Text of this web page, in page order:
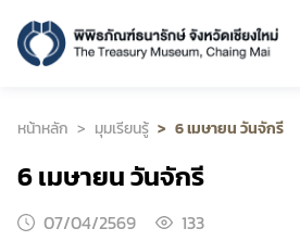
หน้าหลัก มุมเรียนรู้ 6 เมษายน วันจักรี
6 เมษายน วันจักรี
07/04/2569 133